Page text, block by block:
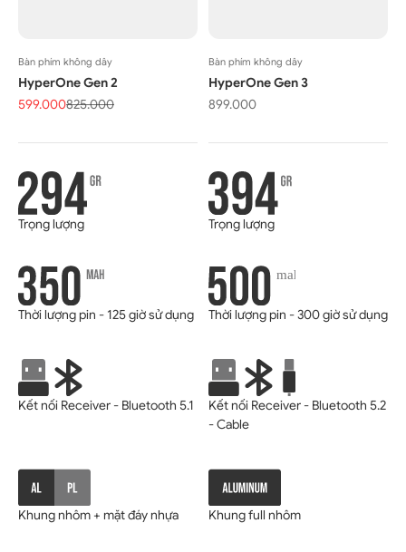
Bàn phím không dây
HyperOne Gen 2
Giá bán
599.000Giá thông thường
825.000
Trọng lượng
Thời lượng pin - 125 giờ sử dụng
Kết nối Receiver - Bluetooth 5.1
Khung nhôm + mặt đáy nhựa
Bàn phím không dây
HyperOne Gen 3
Giá bán
899.000
Trọng lượng
Thời lượng pin - 300 giờ sử dụng
Kết nối Receiver - Bluetooth 5.2
- Cable
Khung full nhôm